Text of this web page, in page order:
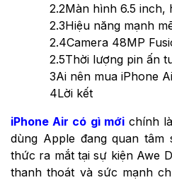
2.2Màn hình 6.5 inch,
2.3Hiệu năng mạnh
2.4Camera 48MP
2.5Thời lượng pin ấn
3Ai nên mua iPhone
4Lời kết
iPhone Air có gì mớichính
dùng Apple đang quan
thức ra mắt tại sự kiện Awe
thanh thoát và sức mạnh